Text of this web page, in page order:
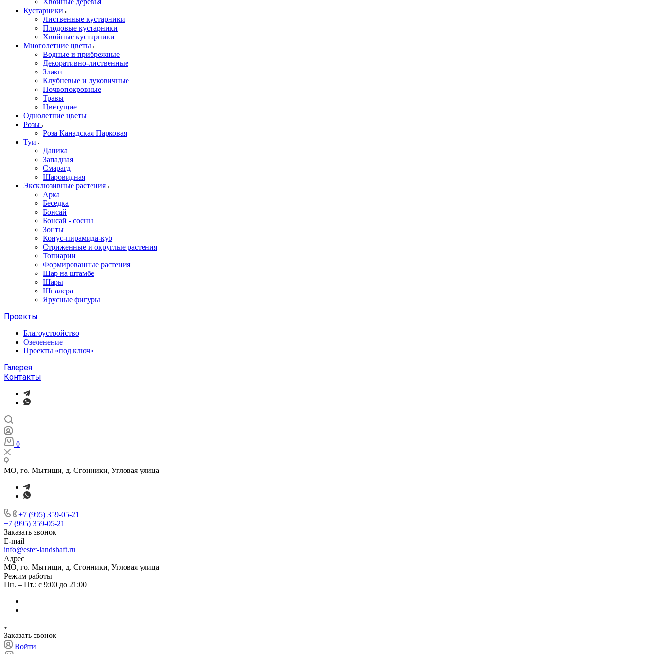
Хвойные деревья
Кустарники
Лиственные кустарники
Плодовые кустарники
Хвойные кустарники
Многолетние цветы
Водные и прибрежные
Декоративно-лиственные
Злаки
Клубневые и луковичные
Почвопокровные
Травы
Цветущие
Однолетние цветы
Розы
Роза Канадская Парковая
Туи
Даника
Западная
Смарагд
Шаровидная
Эксклюзивные растения
Арка
Беседка
Бонсай
Бонсай - сосны
Зонты
Конус-пирамида-куб
Стриженные и округлые растения
Топиарии
Формированные растения
Шар на штамбе
Шары
Шпалера
Ярусные фигуры
Проекты
Благоустройство
Озеленение
Проекты «под ключ»
Галерея
Контакты
0
МО, го. Мытищи, д. Сгонники, Угловая улица
+7 (995) 359-05-21
+7 (995) 359-05-21
Заказать звонок
E-mail
info@estet-landshaft.ru
Адрес
МО, го. Мытищи, д. Сгонники, Угловая улица
Режим работы
Пн. – Пт.: с 9:00 до 21:00
Заказать звонок
Войти